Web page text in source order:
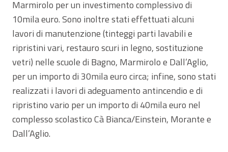
Marmirolo per un investimento complessivo di
10mila euro. Sono inoltre stati effettuati alcuni
lavori di manutenzione (tinteggi parti lavabili e
ripristini vari, restauro scuri in legno, sostituzione
vetri) nelle scuole di Bagno, Marmirolo e Dall’Aglio,
per un importo di 30mila euro circa; infine, sono stati
realizzati i lavori di adeguamento antincendio e di
ripristino vario per un importo di 40mila euro nel
complesso scolastico Cà Bianca/Einstein, Morante e
Dall’Aglio.